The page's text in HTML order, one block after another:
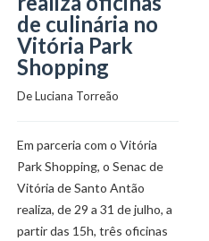
de culinária no
Vitória Park
Shopping
De Luciana Torreão
Em parceria com o Vitória
Park Shopping, o Senac de
Vitória de Santo Antão
realiza, de 29 a 31 de julho, a
partir das 15h, três oficinas